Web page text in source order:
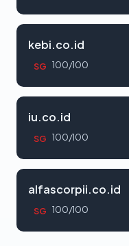
kebi.co.id
SG 100/100
iu.co.id
SG 100/100
alfascorpii.co.id
SG 100/100